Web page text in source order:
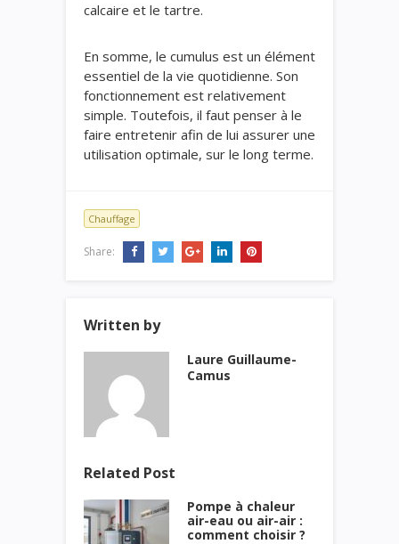
calcaire et le tartre.
En somme, le cumulus est un élément
essentiel de la vie quotidienne. Son
fonctionnement est relativement
simple. Toutefois, il faut penser à le
faire entretenir afin de lui assurer une
utilisation optimale, sur le long terme.
Chauffage
Share:
Written by
Laure Guillaume-
Camus
Related Post
Pompe à chaleur
air-eau ou air-air :
comment choisir ?